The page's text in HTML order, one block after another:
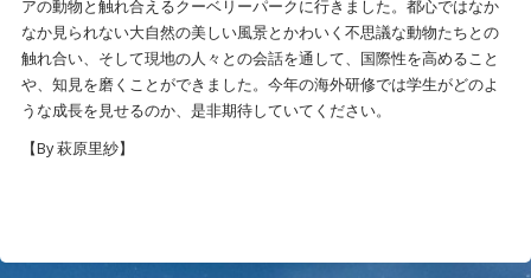
アの動物と触れ合えるクーベリーパークに行きました。都心ではなか
なか見られない大自然の美しい風景とかわいく不思議な動物たちとの
触れ合い、そして現地の人々との会話を通して、国際性を高めること
や、知見を磨くことができました。今年の海外研修では学生がどのよ
うな成長を見せるのか、是非期待していてください。
【By 萩原里紗】